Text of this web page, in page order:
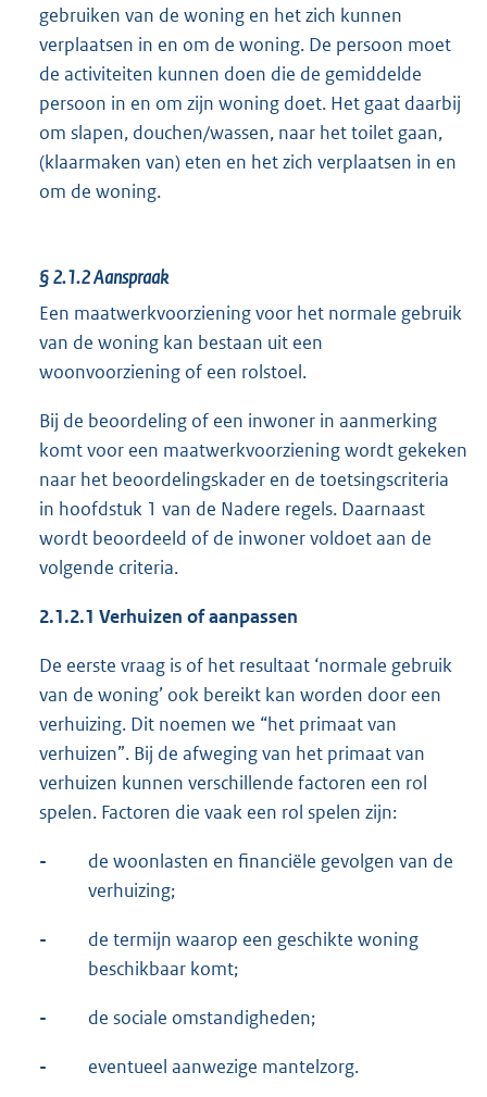
gebruiken van de woning en het zich kunnen
verplaatsen in en om de woning. De persoon moet
de activiteiten kunnen doen die de gemiddelde
persoon in en om zijn woning doet. Het gaat daarbij
om slapen, douchen/wassen, naar het toilet gaan,
(klaarmaken van) eten en het zich verplaatsen in en
om de woning.
§ 2.1.2Aanspraak
Een maatwerkvoorziening voor het normale gebruik
van de woning kan bestaan uit een
woonvoorziening of een rolstoel.
Bij de beoordeling of een inwoner in aanmerking
komt voor een maatwerkvoorziening wordt gekeken
naar het beoordelingskader en de toetsingscriteria
in hoofdstuk 1 van de Nadere regels. Daarnaast
wordt beoordeeld of de inwoner voldoet aan de
volgende criteria.
2.1.2.1 Verhuizen of aanpassen
De eerste vraag is of het resultaat ‘normale gebruik
van de woning’ ook bereikt kan worden door een
verhuizing. Dit noemen we “het primaat van
verhuizen”. Bij de afweging van het primaat van
verhuizen kunnen verschillende factoren een rol
spelen. Factoren die vaak een rol spelen zijn:
-
de woonlasten en financiële gevolgen van de
verhuizing;
-
de termijn waarop een geschikte woning
beschikbaar komt;
- de sociale omstandigheden;
- eventueel aanwezige mantelzorg.